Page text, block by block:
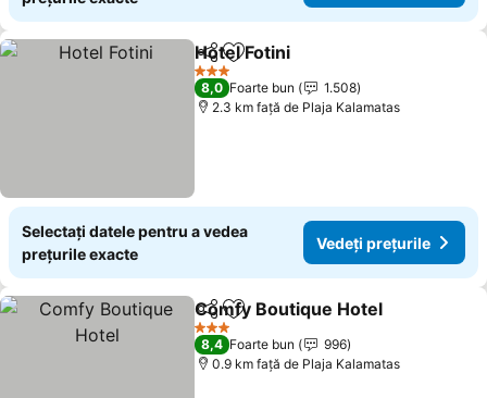
DistribuițiAdăugaţi la favorite
Hotel Fotini
3 Stele
8,0 Foarte bun
1.508
2.3 km faţă de Plaja Kalamatas
Selectați datele pentru a vedea
prețurile exacte
Vedeți prețurile
DistribuițiAdăugaţi la favorite
Comfy Boutique Hotel
3 Stele
8,4 Foarte bun
996
0.9 km faţă de Plaja Kalamatas